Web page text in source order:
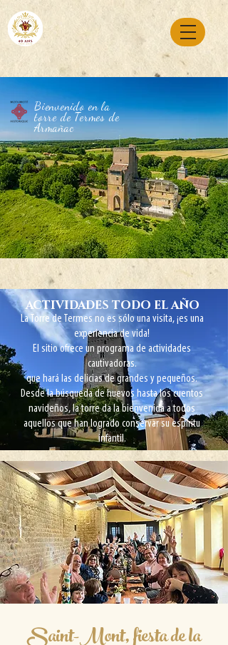
Bienvenido en la
torre de Termes de
Armañac
actividades todo el año
La Torre de Termes no es sólo una visita, ¡es una
experiencia de vida!
El sitio ofrece un programa de actividades
cautivadoras.
que hará las delicias de grandes y pequeños.
Desde la búsqueda de huevos hasta los cuentos
navideños, la torre da la bienvenida a todos
aquellos que han logrado conservar su espíritu
infantil.